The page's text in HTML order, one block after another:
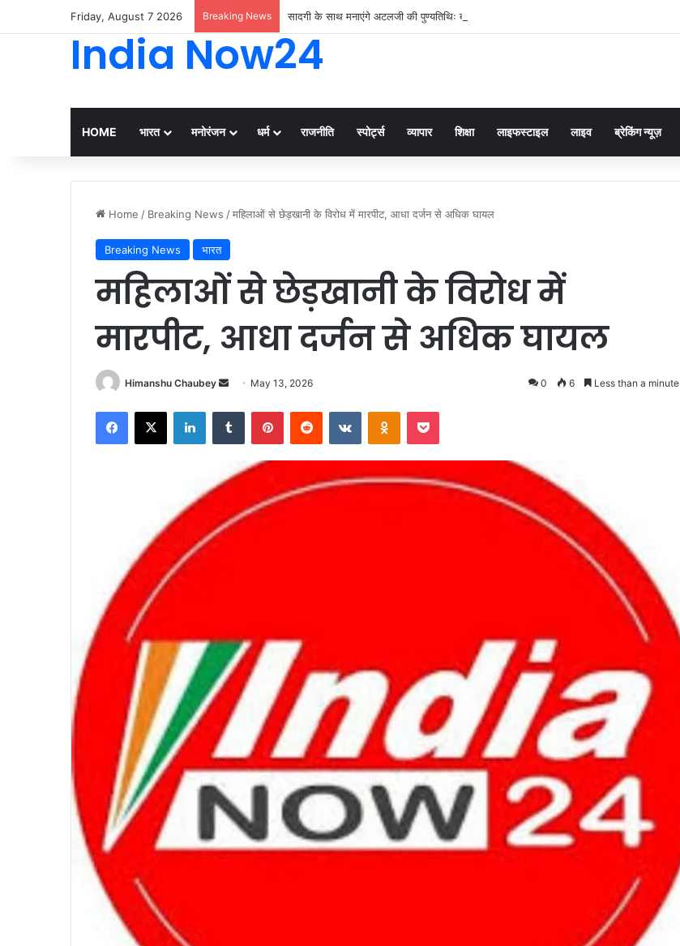
Friday, August 7 2026 Breaking News सादगी के साथ मनाएंगे अटलजी की पुण्यतिथिः ब्रजेश पाठक
India Now24
HOME भारत मनोरंजन धर्म राजनीति स्पोर्ट्स व्यापार शिक्षा लाइफस्टाइल लाइव ब्रेकिंग न्यूज़
Home / Breaking News /महिलाओं से छेड़खानी के विरोध में मारपीट, आधा दर्जन से अधिक घायल
Breaking News भारत
महिलाओं से छेड़खानी के विरोध में
मारपीट, आधा दर्जन से अधिक घायल
Himanshu Chaubey May 13, 2026 0 6 Less than a minute